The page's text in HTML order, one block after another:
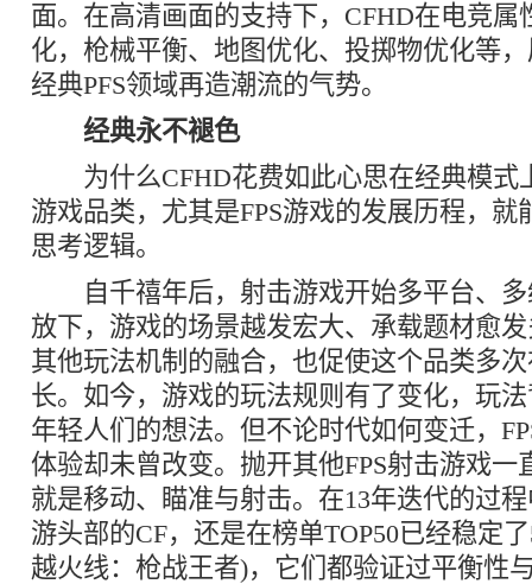
面。在高清画面的支持下，CFHD在电竞属
化，枪械平衡、地图优化、投掷物优化等
经典PFS领域再造潮流的气势。
经典永不褪色
为什么CFHD花费如此心思在经典模式
游戏品类，尤其是FPS游戏的发展历程，就
思考逻辑。
自千禧年后，射击游戏开始多平台、多
放下，游戏的场景越发宏大、承载题材愈发
其他玩法机制的融合，也促使这个品类多
长。如今，游戏的玩法规则有了变化，玩
年轻人们的想法。但不论时代如何变迁，
体验却未曾改变。抛开其他FPS射击游戏一
就是移动、瞄准与射击。在13年迭代的过
游头部的CF，还是在榜单TOP50已经稳定
越火线：枪战王者)，它们都验证过平衡性